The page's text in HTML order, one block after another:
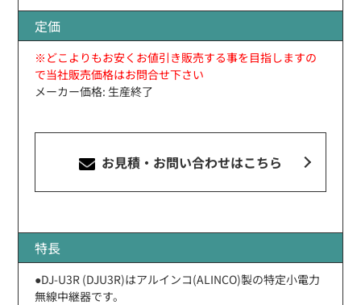
定価
※どこよりもお安くお値引き販売する事を目指しますの
で当社販売価格はお問合せ下さい
メーカー価格: 生産終了
お見積・お問い合わせはこちら
特長
●DJ-U3R (DJU3R)はアルインコ(ALINCO)製の特定小電力
無線中継器です。